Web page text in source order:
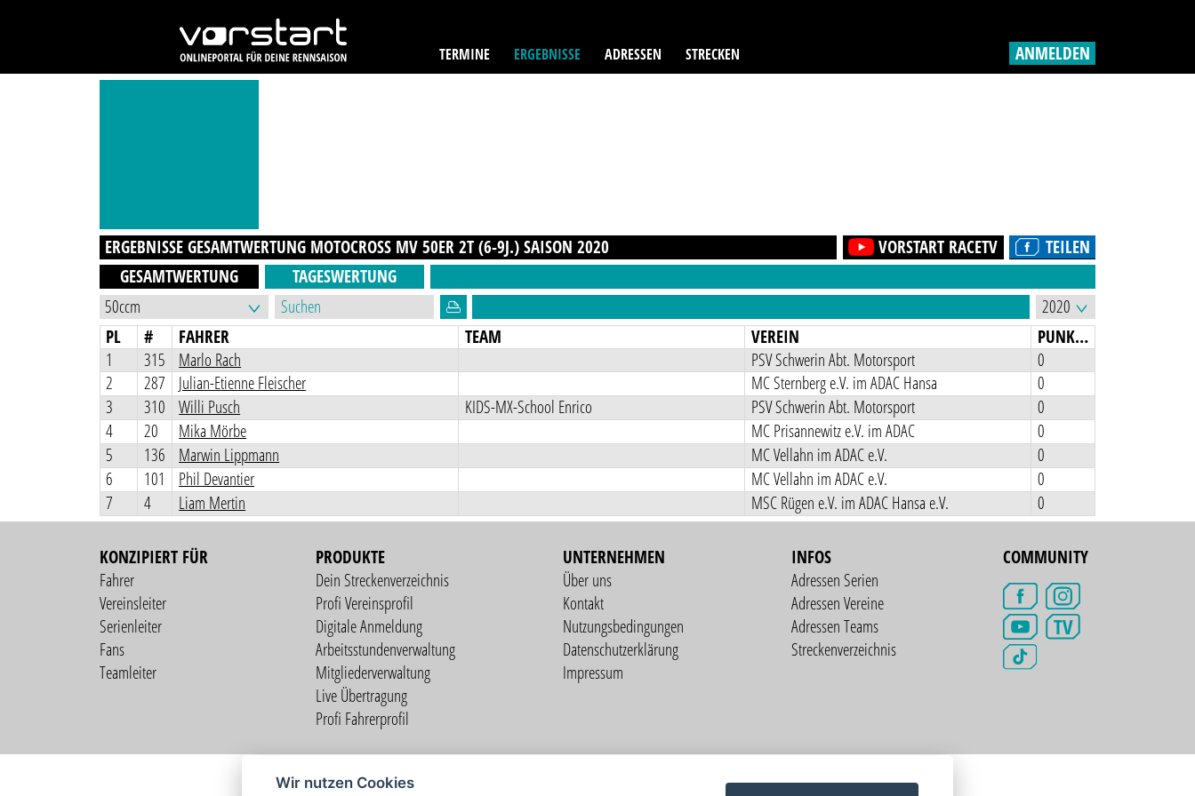
TERMINE ERGEBNISSE ADRESSEN STRECKEN ANMELDEN
ERGEBNISSE GESAMTWERTUNG MOTOCROSS MV 50ER 2T (6-9J.)SAISON2020 TEILEN
VORSTART RACETV
GESAMTWERTUNG
TAGESWERTUNG
PL # FAHRER TEAM VEREIN
PUNKTE
1
315 Marlo Rach PSV Schwerin Abt. Motorsport
0
2
287 Julian-Etienne Fleischer MC Sternberg e.V. im ADAC Hansa
0
3
310 Willi Pusch KIDS-MX-School Enrico PSV Schwerin Abt. Motorsport
0
4
20 Mika Mörbe MC Prisannewitz e.V. im ADAC
0
5
136 Marwin Lippmann MC Vellahn im ADAC e.V.
0
6
101 Phil Devantier MC Vellahn im ADAC e.V.
0
7
4 Liam Mertin MSC Rügen e.V. im ADAC Hansa e.V. 0
KONZIPIERT FÜR
Fahrer
Vereinsleiter
Serienleiter
Fans
Teamleiter
PRODUKTE
Dein Streckenverzeichnis
Profi Vereinsprofil
Digitale Anmeldung
Arbeitsstundenverwaltung
Mitgliederverwaltung
Live Übertragung
Profi Fahrerprofil
UNTERNEHMEN
Über uns
Kontakt
Nutzungsbedingungen
Datenschutzerklärung
Impressum
INFOS
Adressen Serien
Adressen Vereine
Adressen Teams
Streckenverzeichnis
COMMUNITY
TV
Wir nutzen Cookies